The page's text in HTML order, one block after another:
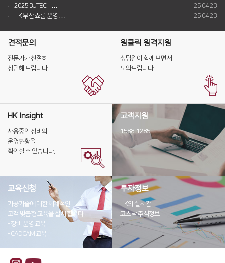
유압 절곡기
디버링기
용접기
2025 BUTECH …
25.04.23
HK 부산 쇼룸 운영 …
25.04.23
견적문의
전문가가 친절히
상담해 드립니다.
원클릭 원격지원
상담원이 함께 보면서
도와드립니다.
HK Insight
사용중인 장비의
운영현황을
확인할 수 있습니다.
고객지원
1588-1285
교육신청
가공기술에 대한 체계적인
고객 맞춤형 교육을 실시 합니다.
- 장비 운영 교육
- CADCAM 교육
투자정보
HK의 실시간
코스닥 주식정보